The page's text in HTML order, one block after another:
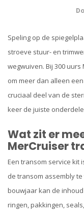
Speling op de
stroeve stuur- en
wegwuiven. Bij 300
om meer dan alleen
cruciaal deel van de
keer de juiste
Wat zit er
MerCruiser
Een transom service kit
de transom assembly
bouwjaar kan de
ringen, pakkingen,